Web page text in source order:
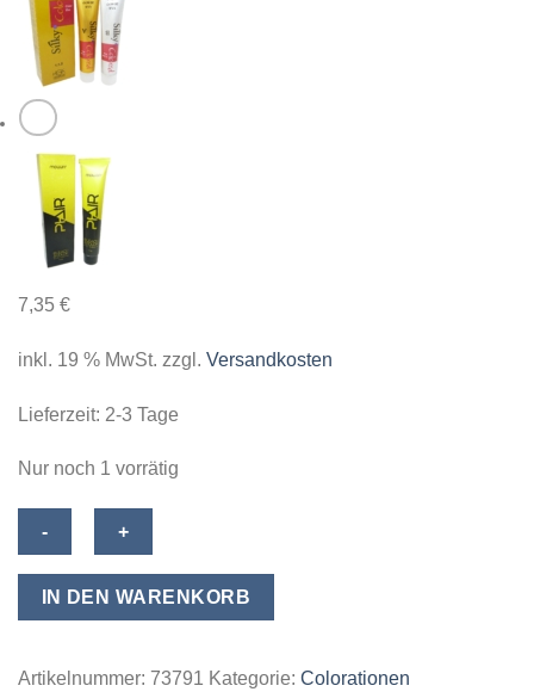
7,35 €
inkl. 19 % MwSt. zzgl. Versandkosten
Lieferzeit: 2-3 Tage
Nur noch 1 vorrätig
Symphonic
Professional
Creme
IN DEN WARENKORB
Artikelnummer: 73791 Kategorie: Colorationen